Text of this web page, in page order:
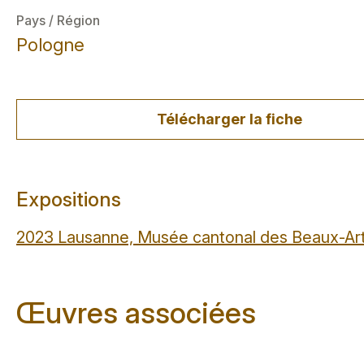
Pays / Région
Pologne
Télécharger la fiche
Expositions
2023 Lausanne, Musée cantonal des Beaux-
Œuvres associées